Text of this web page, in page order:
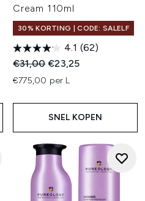
Cream 110ml
30% KORTING | CODE: SALELF
4.1 (62)
Recommended Retail Price:
€31,00Huidige prijs:
€23,25
€775,00 per L
SNEL KOPEN